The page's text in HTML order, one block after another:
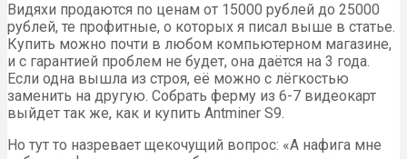
Видяхи продаются по ценам от 15000 рублей до 25000
рублей, те профитные, о которых я писал выше в статье.
Купить можно почти в любом компьютерном магазине,
и с гарантией проблем не будет, она даётся на 3 года.
Если одна вышла из строя, её можно с лёгкостью
заменить на другую. Собрать ферму из 6-7 видеокарт
выйдет так же, как и купить Antminer S9.
Но тут то назревает щекочущий вопрос: «А нафига мне